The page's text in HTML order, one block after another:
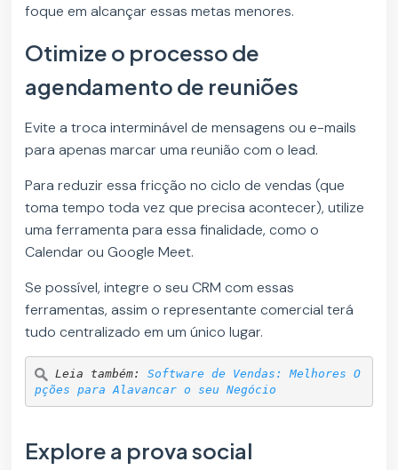
foque em alcançar essas metas menores.
Otimize o processo de
agendamento de reuniões
Evite a troca interminável de mensagens ou e-mails
para apenas marcar uma reunião com o lead.
Para reduzir essa fricção no ciclo de vendas (que
toma tempo toda vez que precisa acontecer), utilize
uma ferramenta para essa finalidade, como o
Calendar ou Google Meet.
Se possível, integre o seu CRM com essas
ferramentas, assim o representante comercial terá
tudo centralizado em um único lugar.
Leia também: Software de Vendas: Melhores O
pções para Alavancar o seu Negócio
Explore a prova social